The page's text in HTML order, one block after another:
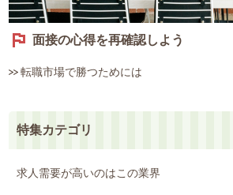
面接の心得を再確認しよう
転職市場で勝つためには
特集カテゴリ
求人需要が高いのはこの業界